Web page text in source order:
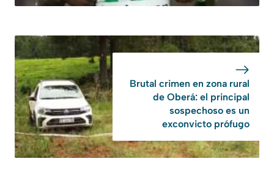
Brutal crimen en zona rural
de Oberá: el principal
sospechoso es un
exconvicto prófugo